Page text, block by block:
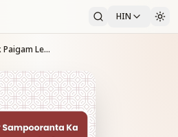
HIN
Sabke Liye Mein Ek Paigam Lekar(M)